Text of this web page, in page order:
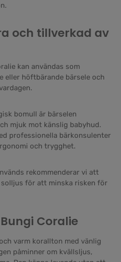
och tillverkad av
kan användas som
eller höftbärande bärsele och
bomull är bärselen
mjuk mot känslig babyhud.
professionella bärkonsulenter
och trygghet.
rekommenderar vi att
för att minska risken för
Coralie
varm korallton med vänlig
påminner om kvällsljus,